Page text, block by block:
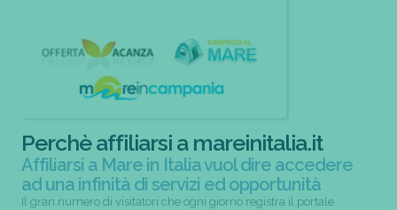
Perchè affiliarsi a mareinitalia.it
Affiliarsi a Mare in Italia vuol dire accedere
ad una infinità di servizi ed opportunità
Il gran numero di visitatori che ogni giorno registra il portale